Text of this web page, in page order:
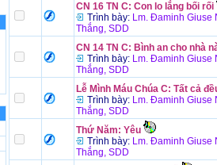
CN 16 TN C: Con lo lắng bối rối
Trình bày: Lm. Đaminh Giuse
Thắng, SDD
CN 14 TN C: Bình an cho nhà
Trình bày: Lm. Đaminh Giuse
Thắng, SDD
Lễ Mình Máu Chúa C: Tất cả
Trình bày: Lm. Đaminh Giuse
Thắng, SDD
Thứ Năm: Yêu
Trình bày: Lm. Đaminh Giuse
Thắng, SDD